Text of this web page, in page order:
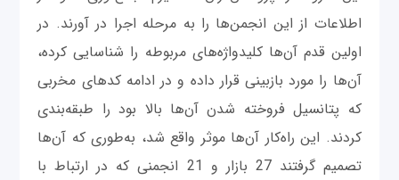
اطلاعات از این انجمن‌ها را به مرحله اجرا در آورند. در
اولین قدم آن‌ها کلیدواژه‌های مربوطه را شناسایی کرده،
آن‌ها را مورد بازبینی قرار داده و در ادامه کدهای مخربی
که پتانسیل فروخته شدن آن‌ها بالا بود را طبقه‌بندی
کردند. این راه‌کار آن‌ها موثر واقع شد، به‌طوری که آن‌ها
تصمیم گرفتند 27 بازار و 21 انجمنی که در ارتباط با